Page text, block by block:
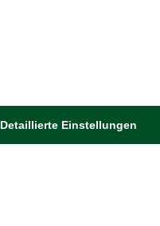
Detaillierte Einstellungen